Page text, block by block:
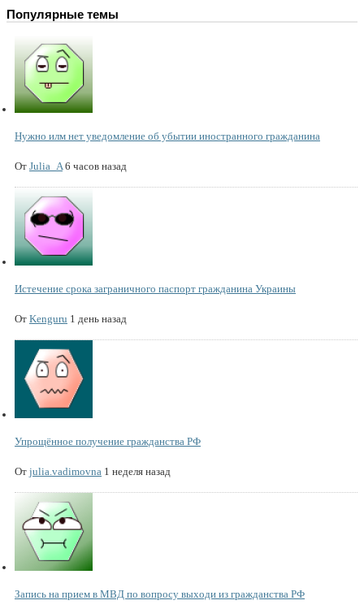
Популярные темы
Нужно илм нет уведомление об убытии иностранного гражданина
От Julia_A 6 часов назад
Истечение срока заграничного паспорт гражданина Украины
От Kenguru 1 день назад
Упрощённое получение гражданства РФ
От julia.vadimovna 1 неделя назад
Запись на прием в МВД по вопросу выходи из гражданства РФ